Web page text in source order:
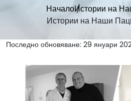
НачалоИстории на
Истории на Наши
Последно обновяване: 29 януари